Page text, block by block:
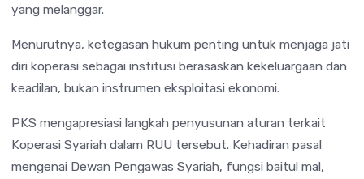
yang melanggar.
Menurutnya, ketegasan hukum penting untuk menjaga jati
diri koperasi sebagai institusi berasaskan kekeluargaan dan
keadilan, bukan instrumen eksploitasi ekonomi.
PKS mengapresiasi langkah penyusunan aturan terkait
Koperasi Syariah dalam RUU tersebut. Kehadiran pasal
mengenai Dewan Pengawas Syariah, fungsi baitul mal,